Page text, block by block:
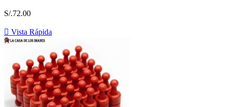
S/.72.00
 Vista Rápida